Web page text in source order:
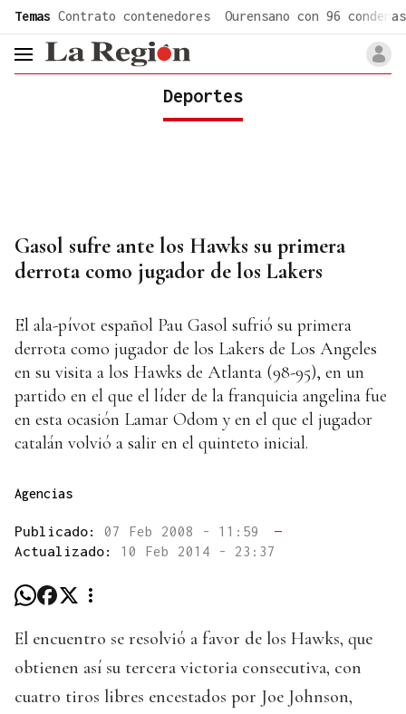
Temas Contrato contenedores Ourensano con 96 condenas
header.menu.open
Deportes
Gasol sufre ante los Hawks su primera
derrota como jugador de los Lakers
El ala-pívot español Pau Gasol sufrió su primera
derrota como jugador de los Lakers de Los Angeles
en su visita a los Hawks de Atlanta (98-95), en un
partido en el que el líder de la franquicia angelina fue
en esta ocasión Lamar Odom y en el que el jugador
catalán volvió a salir en el quinteto inicial.
Agencias
Publicado: 07 Feb 2008 - 11:59
—
Actualizado: 10 Feb 2014 - 23:37
El encuentro se resolvió a favor de los Hawks, que
obtienen así su tercera victoria consecutiva, con
cuatro tiros libres encestados por Joe Johnson,